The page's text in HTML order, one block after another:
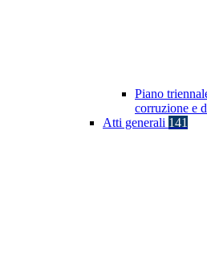
Piano
corruzione e
Atti generali 141